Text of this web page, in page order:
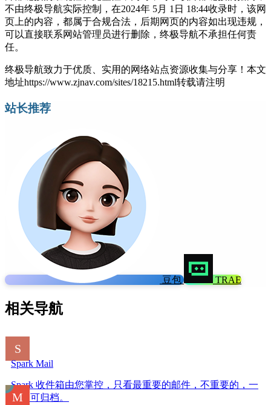
不由终极导航实际控制，在2024年 5月 1日 18:44收录时，该网
页上的内容，都属于合规合法，后期网页的内容如出现违规，
可以直接联系网站管理员进行删除，终极导航不承担任何责
任。
终极导航致力于优质、实用的网络站点资源收集与分享！ 本文
地址https://www.zjnav.com/sites/18215.html转载请注明
站长推荐
豆包 TRAE
相关导航
Spark Mail
Spark 收件箱由您掌控，只看最重要的邮件，不重要的，一
扫即可归档。